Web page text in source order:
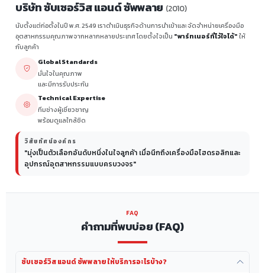
บริษัท ซับเซอร์วิส แอนด์ ซัพพลาย (2010)
นับตั้งแต่ก่อตั้งในปี พ.ศ. 2549 เราดำเนินธุรกิจด้านการนำเข้าและจัดจำหน่ายเครื่องมือ
อุตสาหกรรมคุณภาพจากหลากหลายประเทศ โดยตั้งใจเป็น "พาร์ทเนอร์ที่ไว้ใจได้"ให้
กับลูกค้า
Global Standards
มั่นใจในคุณภาพ
และมีการรับประกัน
Technical Expertise
ทีมช่างผู้เชี่ยวชาญ
พร้อมดูแลใกล้ชิด
วิสัยทัศน์องค์กร
"มุ่งเป็นตัวเลือกอันดับหนึ่งในใจลูกค้า เมื่อนึกถึงเครื่องมือไฮดรอลิกและ
อุปกรณ์อุตสาหกรรมแบบครบวงจร"
FAQ
คำถามที่พบบ่อย (FAQ)
ซับเซอร์วิส แอนด์ ซัพพลาย ให้บริการอะไรบ้าง?